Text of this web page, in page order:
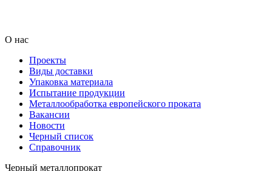
О нас
Проекты
Виды доставки
Упаковка материала
Испытание продукции
Металлообработка европейского проката
Вакансии
Новости
Черный список
Справочник
Черный металлопрокат